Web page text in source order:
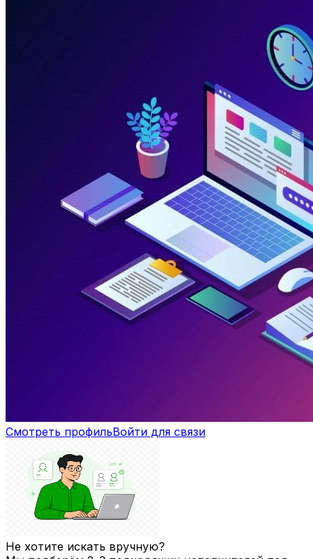
Смотреть профильВойти для связи
Не хотите искать вручную?